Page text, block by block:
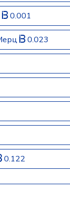
0.001
0.023
0.122